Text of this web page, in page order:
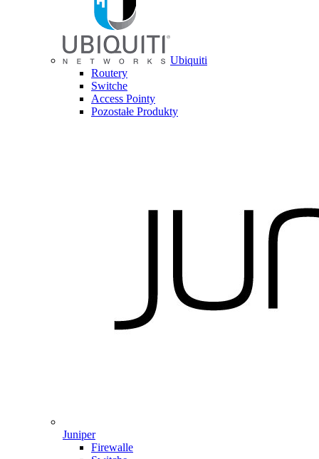
Ubiquiti
Routery
Switche
Access Pointy
Pozostałe Produkty
Juniper
Firewalle